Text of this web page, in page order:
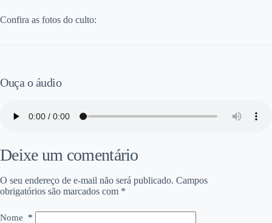
Confira as fotos do culto:
Ouça o áudio
Deixe um comentário
O seu endereço de e-mail não será publicado. Campos
obrigatórios são marcados com *
Nome *